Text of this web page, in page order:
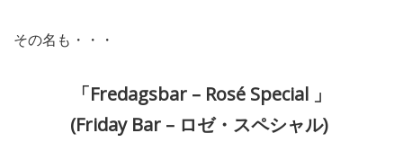
その名も・・・
「Fredagsbar – Rosé Special 」
(Friday Bar – ロゼ・スペシャル)